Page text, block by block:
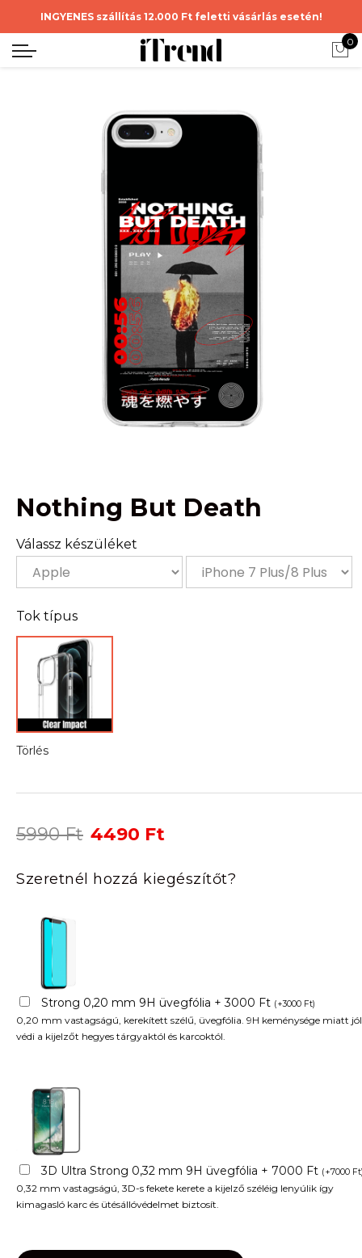
INGYENES szállítás 12.000 Ft feletti vásárlás esetén!
0
Nothing But Death
Válassz készüléket
Tok típus
Törlés
5990Ft Original
was:
5990 Ft.
4490 Ft
is:
4490 Ft.
Szeretnél hozzá kiegészítőt?
Strong 0,20 mm 9H üvegfólia + 3000 Ft (+3000 Ft)
0,20 mm vastagságú, kerekített szélű, üvegfólia. 9H keménysége miatt jól
védi a kijelzőt hegyes tárgyaktól és karcoktól.
3D Ultra Strong 0,32 mm 9H üvegfólia + 7000 Ft (+7000 Ft
0,32 mm vastagságú, 3D-s fekete kerete a kijelző széléig lenyúlik így
kimagasló karc és ütésállóvédelmet biztosít.